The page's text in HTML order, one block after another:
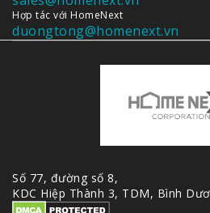
Hợp tác với HomeNext
duongtong@homenext.vn
Số 77, đường số 8,
KDC Hiệp Thành 3, TDM, Bình